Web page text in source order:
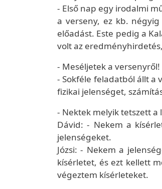
- Első nap egy irodalmi
a verseny, ez kb.
előadást. Este pedig a
volt az
- Meséljetek a
- Sokféle feladatból állt a
fizikai jelenséget,
- Nektek melyik tetszett a
Dávid: - Nekem a
jelenségeket.
Józsi: - Nekem a
kísérletet, és ezt kellett
végeztem kísérleteket.